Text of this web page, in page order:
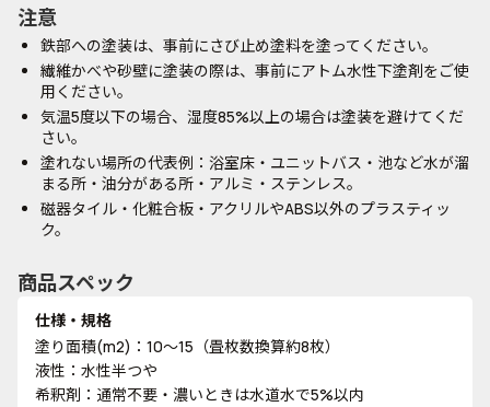
注意
鉄部への塗装は、事前にさび止め塗料を塗ってください。
繊維かべや砂壁に塗装の際は、事前にアトム水性下塗剤をご使
用ください。
気温5度以下の場合、湿度85%以上の場合は塗装を避けてくだ
さい。
塗れない場所の代表例：浴室床・ユニットバス・池など水が溜
まる所・油分がある所・アルミ・ステンレス。
磁器タイル・化粧合板・アクリルやABS以外のプラスティッ
ク。
商品スペック
仕様・規格
塗り面積(m2)：10～15（畳枚数換算約8枚）
液性：水性半つや
希釈剤：通常不要・濃いときは水道水で5%以内